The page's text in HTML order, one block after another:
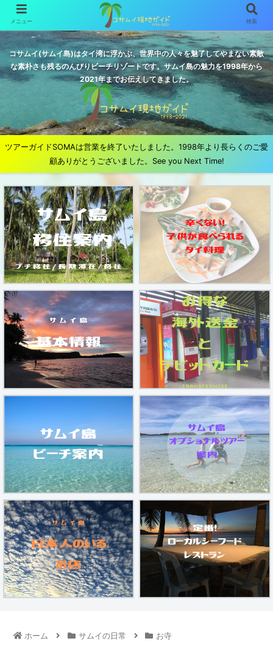
コサムイ(サムイ島)はタイ湾に浮かぶ、世界中の人々を魅了してやまない素敵
な素朴さも残るのんびりビーチリゾートです。サムイ島の魅力を1998年から
2021年までお伝えしてきました。
ツアーガイドSOMAは営業を終了いたしました。1998年より長らくのご愛
顧ありがとうございました。See you Next Time!
ホーム サムイの日常 お寺
メニュー 検索